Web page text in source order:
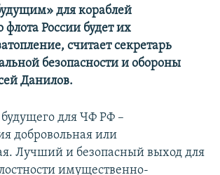
КРЫМА
для кораблей
России будет их
считает секретарь
безопасности и обороны
Данилов.
для ЧФ РФ –
добровольная или
Лучший и безопасный выход для
имущественно-